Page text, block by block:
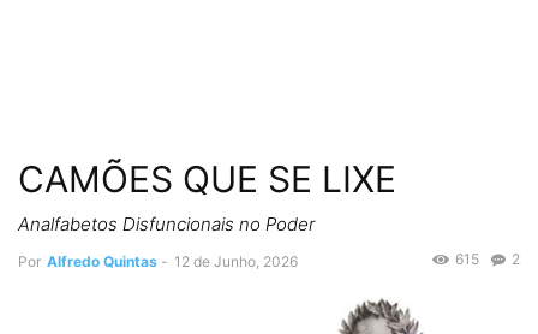
CAMÕES QUE SE LIXE
Analfabetos Disfuncionais no Poder
Por Alfredo Quintas - 12 de Junho, 2026 2
615